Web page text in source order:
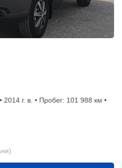
г. в. • Пробег: 101 988 км •